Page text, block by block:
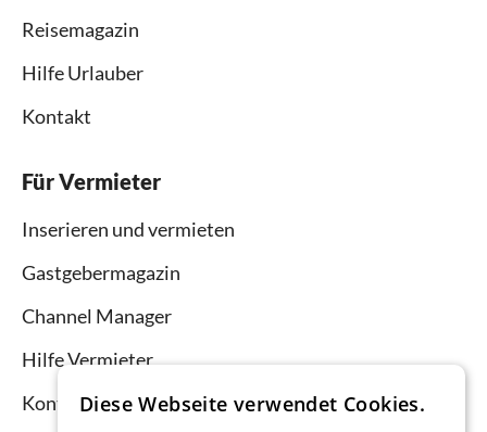
Reisemagazin
Hilfe Urlauber
Kontakt
Für Vermieter
Inserieren und vermieten
Gastgebermagazin
Channel Manager
Hilfe Vermieter
KontaktDiese Webseite verwendet Cookies.